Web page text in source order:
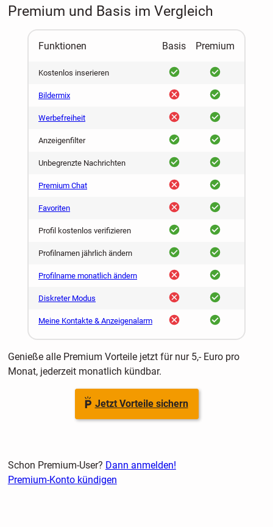
Premium und Basis im Vergleich
Funktionen Basis Premium
Kostenlos inserieren ja ja
Bildermix nein ja
Werbefreiheit nein ja
Anzeigenfilter ja ja
Unbegrenzte Nachrichten ja ja
Premium Chat nein ja
Favoriten nein ja
Profil kostenlos verifizieren ja ja
Profilnamen jährlich ändern ja ja
Profilname monatlich ändern nein ja
Diskreter Modus nein ja
Meine Kontakte & Anzeigenalarm nein ja
Genieße alle Premium Vorteile jetzt für nur 5,- Euro pro
Monat, jederzeit monatlich kündbar.
Jetzt Vorteile sichern
Schon Premium-User? Dann anmelden!
Premium-Konto kündigen